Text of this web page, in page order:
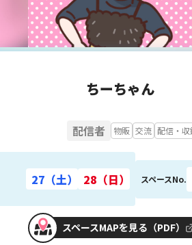
ちーちゃん
配信者 物販 交流 配信・収
27（土） 28（日） スペースNo.
スペースMAPを見る（PDF）